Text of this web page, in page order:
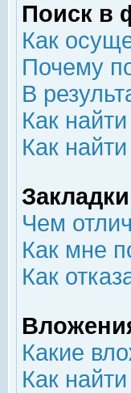
Поиск в
Как
Почему
В
Как
Как
Чем
Как мне
Как
Какие
Как